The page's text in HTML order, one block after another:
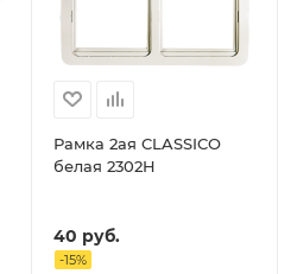
Рамка 2ая CLASSICO
белая 2302H
40 руб.
-15%